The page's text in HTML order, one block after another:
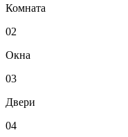
Комната
02
Окна
03
Двери
04